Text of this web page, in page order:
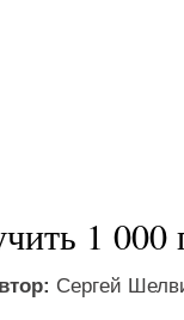
1 000
Сергей